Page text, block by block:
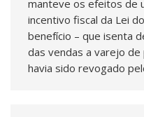
manteve os efeitos de
incentivo fiscal da Lei
benefício – que isenta
das vendas a varejo
havia sido revogado